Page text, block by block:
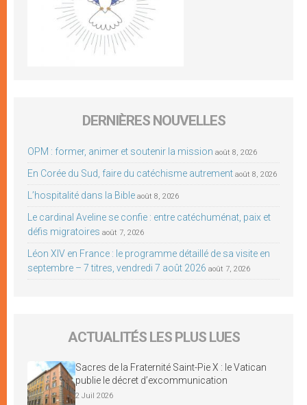
DERNIÈRES NOUVELLES
OPM : former, animer et soutenir la mission août 8, 2026
En Corée du Sud, faire du catéchisme autrement août 8, 2026
L’hospitalité dans la Bible août 8, 2026
Le cardinal Aveline se confie : entre catéchuménat, paix et
défis migratoires août 7, 2026
Léon XIV en France : le programme détaillé de sa visite en
septembre – 7 titres, vendredi 7 août 2026 août 7, 2026
ACTUALITÉS LES PLUS LUES
Sacres de la Fraternité Saint-Pie X : le Vatican
publie le décret d’excommunication
2 Juil 2026